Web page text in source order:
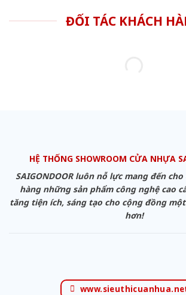
ĐỐI TÁC KHÁCH
HỆ THỐNG SHOWROOM CỬA NHỰA
SAIGONDOOR luôn nỗ lực mang đến
hàng những sản phẩm công nghệ cao
tăng tiện ích, sáng tạo cho cộng đồng
hơn!